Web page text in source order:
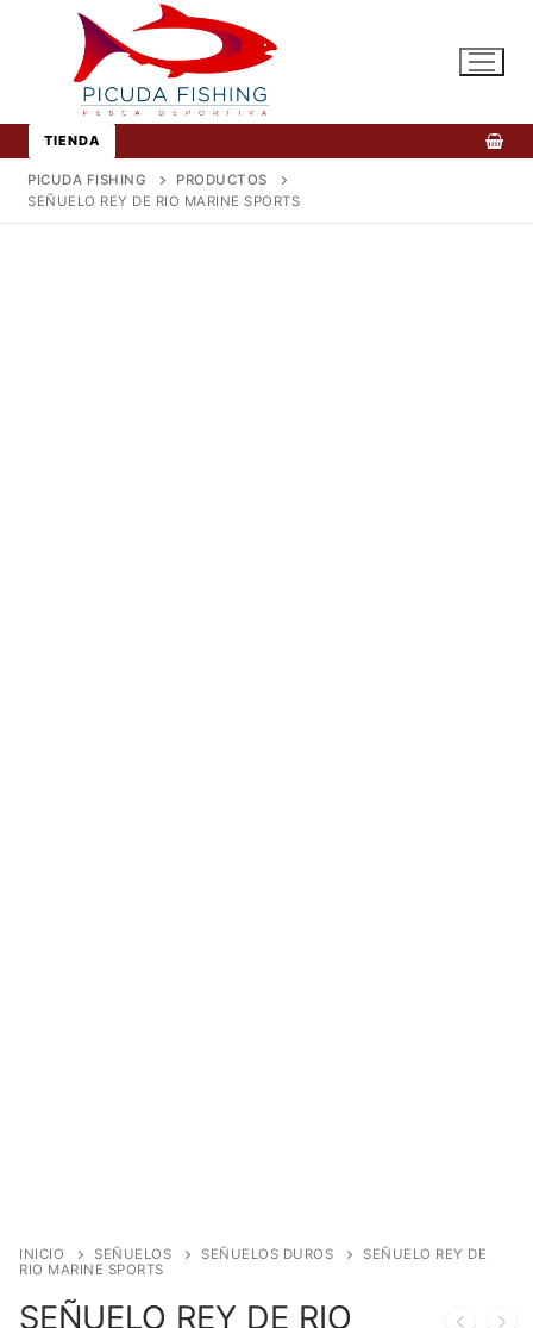
contenido
TIENDA
PICUDA FISHING
PRODUCTOS
SEÑUELO REY DE RIO MARINE SPORTS
INICIO SEÑUELOS SEÑUELOS DUROS
SEÑUELO REY DE
RIO MARINE SPORTS
SEÑUELO REY DE RIO